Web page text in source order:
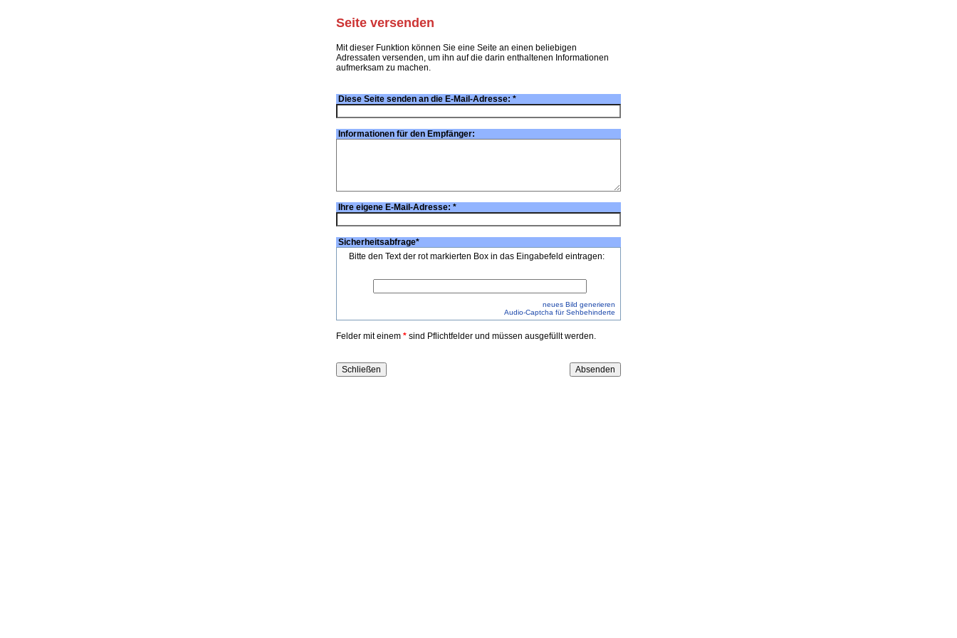
Seite versenden
Mit dieser Funktion können Sie eine Seite an einen beliebigen
Adressaten versenden, um ihn auf die darin enthaltenen Informationen
aufmerksam zu machen.
Diese Seite senden an die E-Mail-Adresse: *
Informationen für den Empfänger:
Ihre eigene E-Mail-Adresse: *
Sicherheitsabfrage*
Bitte den Text der rot markierten Box in das Eingabefeld eintragen:
neues Bild generieren
Audio-Captcha für Sehbehinderte
Felder mit einem * sind Pflichtfelder und müssen ausgefüllt werden.